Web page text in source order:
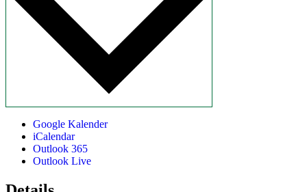
Google Kalender
iCalendar
Outlook 365
Outlook Live